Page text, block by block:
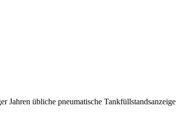
Jahren übliche pneumatische Tankfüllstandsanzeige